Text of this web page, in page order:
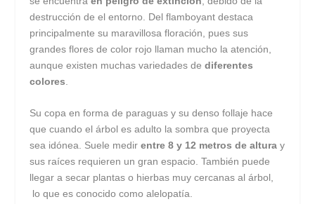
destrucción de el entorno. Del flamboyant destaca
principalmente su maravillosa floración, pues sus
grandes flores de color rojo llaman mucho la atención,
aunque existen muchas variedades dediferentes
colores
Su copa en forma de paraguas y su denso follaje hace
que cuando el árbol es adulto la sombra que proyecta
sea idónea. Suele medirentre 8 y 12 metros de altura y
sus raíces requieren un gran espacio. También puede
llegar a secar plantas o hierbas muy cercanas al árbol,
lo que es conocido como alelopatía.